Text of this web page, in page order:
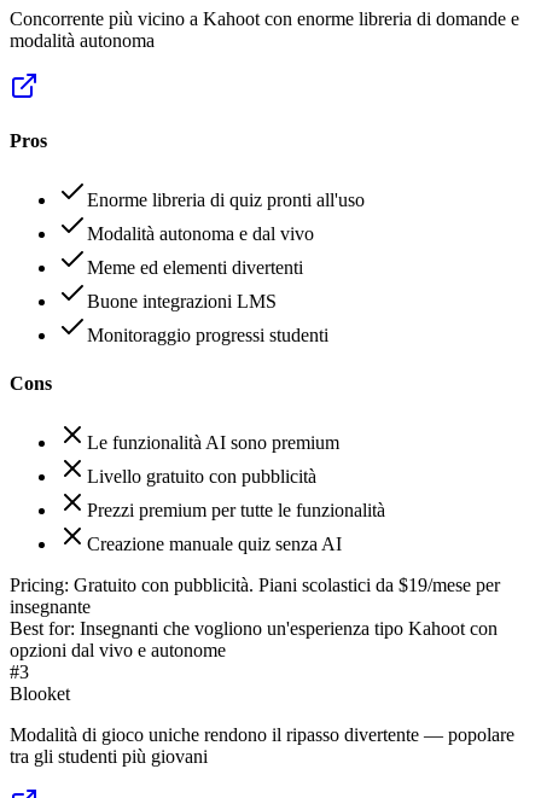
Concorrente più vicino a Kahoot con enorme libreria di domande e
modalità autonoma
Pros
Enorme libreria di quiz pronti all'uso
Modalità autonoma e dal vivo
Meme ed elementi divertenti
Buone integrazioni LMS
Monitoraggio progressi studenti
Cons
Le funzionalità AI sono premium
Livello gratuito con pubblicità
Prezzi premium per tutte le funzionalità
Creazione manuale quiz senza AI
Pricing: Gratuito con pubblicità. Piani scolastici da $19/mese per
insegnante
Best for: Insegnanti che vogliono un'esperienza tipo Kahoot con
opzioni dal vivo e autonome
#3
Blooket
Modalità di gioco uniche rendono il ripasso divertente — popolare
tra gli studenti più giovani